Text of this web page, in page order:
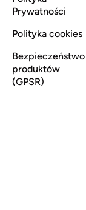
Prywatności
Polityka cookies
Bezpieczeństwo
produktów
(GPSR)